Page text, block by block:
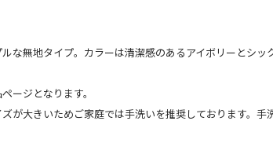
な無地タイプ。カラーは清潔感のあるアイボリーとシッ
ージとなります。
が大きいためご家庭では手洗いを推奨しております。